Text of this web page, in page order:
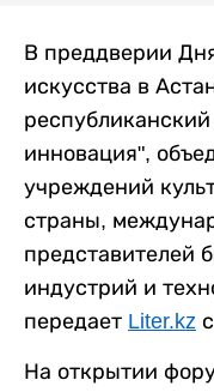
В преддверии
искусства в
инновация",
учреждений
страны,
представителей
индустрий и
передает Liter.kz
На открытии